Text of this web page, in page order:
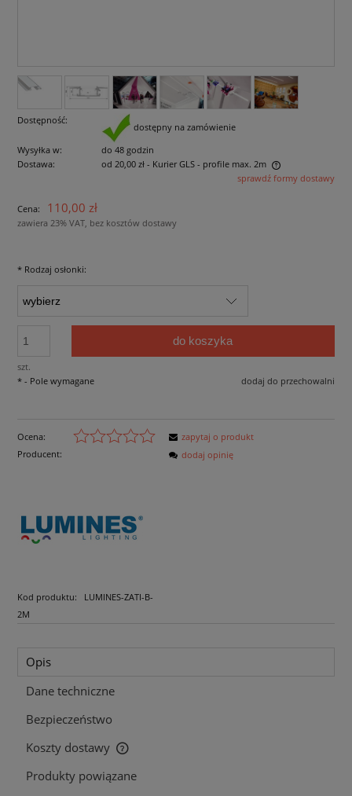
Dostępność:
dostępny na zamówienie
Wysyłka w:
do 48 godzin
Dostawa:
od 20,00 zł - Kurier GLS - profile max. 2m
Cena nie zawiera ewentualnych kosztów płatnościsprawdź formy dostawy
Cena: 110,00 zł
zawiera 23% VAT, bez kosztów dostawy
* Rodzaj osłonki:
szt.
do koszyka
dodaj do przechowalni
* - Pole wymagane
Ocena:
Producent:
Kod produktu:
LUMINES-ZATI-B-
2M
zapytaj o produkt
dodaj opinię
Opis
Dane techniczne
Bezpieczeństwo
Koszty dostawy
Cena nie zawiera ewentualnych kosztów płatności
Produkty powiązane